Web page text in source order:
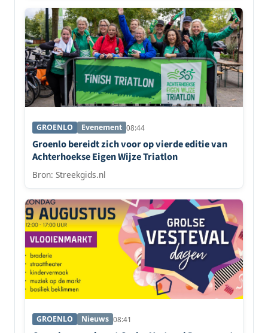
GROENLO Evenement 08:44
Groenlo bereidt zich voor op vierde editie van
Achterhoekse Eigen Wijze Triatlon
Bron: Streekgids.nl
GROENLO Nieuws 08:41